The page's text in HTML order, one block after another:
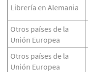
Librería en Alemania
Otros países de la
Unión Europea
Otros países de la
Unión Europea